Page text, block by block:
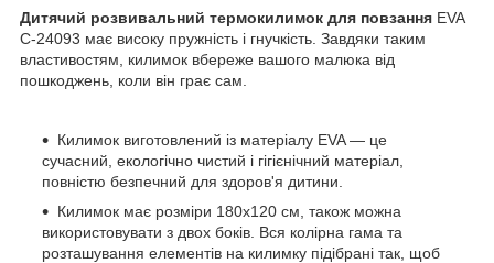
Дитячий розвивальний термокилимок для повзання EVA
С-24093 має високу пружність і гнучкість. Завдяки таким
властивостям, килимок вбереже вашого малюка від
пошкоджень, коли він грає сам.
Килимок виготовлений із матеріалу EVA — це
сучасний, екологічно чистий і гігієнічний матеріал,
повністю безпечний для здоров'я дитини.
Килимок має розміри 180х120 см, також можна
використовувати з двох боків. Вся колірна гама та
розташування елементів на килимку підібрані так, щоб